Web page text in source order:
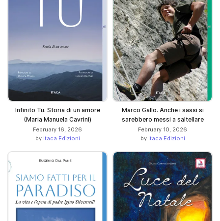
Infinito Tu. Storia di un amore
(Maria Manuela Cavrini)
February 16, 2026
by Itaca Edizioni
Marco Gallo. Anche i sassi si
sarebbero messi a saltellare
February 10, 2026
by Itaca Edizioni